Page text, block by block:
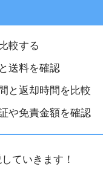
較する
送料を確認
と返却時間を比較
や免責金額を確認
ていきます！